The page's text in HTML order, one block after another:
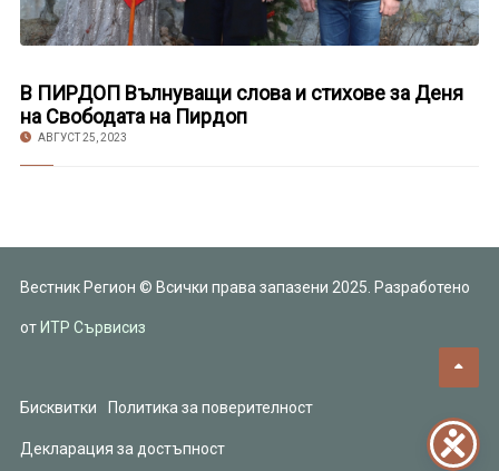
В ПИРДОП Вълнуващи слова и стихове за Деня
на Свободата на Пирдоп
АВГУСТ 25, 2023
Вестник Регион © Всички права запазени 2025. Разработено
от ИТР Сървисиз
Бисквитки Политика за поверителност
Декларация за достъпност